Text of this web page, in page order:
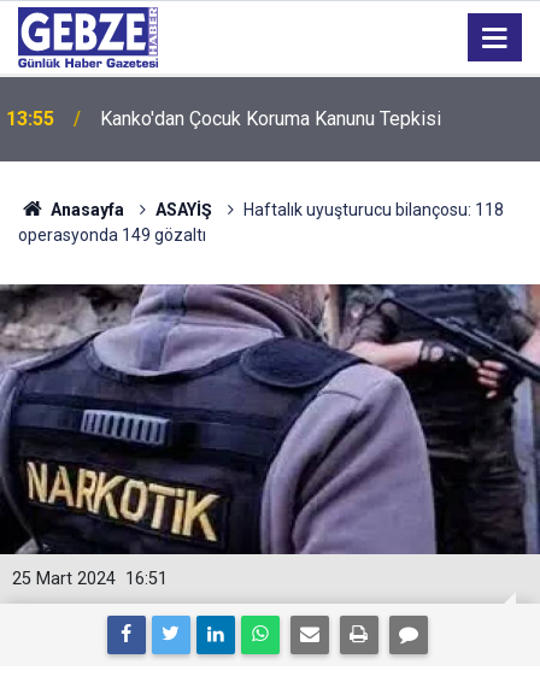
13:55 Kanko'dan Çocuk Koruma Kanunu Tepkisi
Anasayfa ASAYİŞ
Haftalık uyuşturucu bilançosu: 118
operasyonda 149 gözaltı
16:51
25 Mart 2024